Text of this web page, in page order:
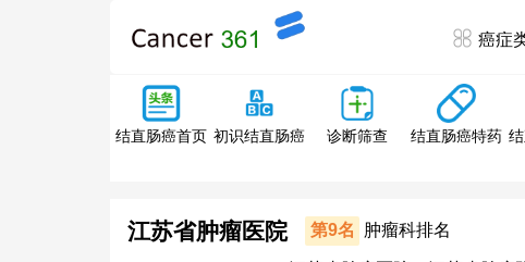
癌症
结直肠癌首页 初识结直肠癌 诊断筛查 结直肠癌特药
江苏省肿瘤医院 第9名 肿瘤科排名